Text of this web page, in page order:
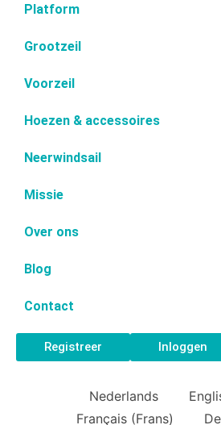
Platform
Grootzeil
Voorzeil
Hoezen & accessoires
Neerwindsail
Missie
Over ons
Blog
Contact
Registreer Inloggen
Nederlands
Français(Frans)